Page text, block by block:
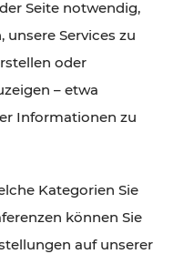
Seite notwendig,
Services zu
oder
– etwa
Informationen zu
Kategorien Sie
können Sie
auf unserer